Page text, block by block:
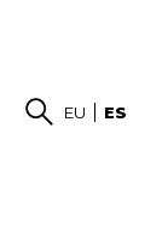
EU ES